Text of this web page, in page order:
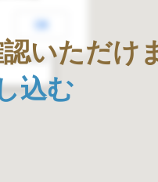
ァーストいただけ
込む